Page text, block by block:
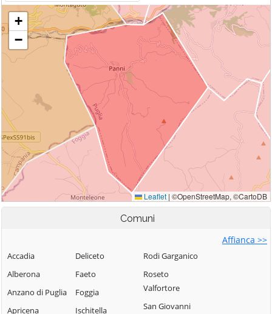
Comuni
Affianca >>
Accadia
Alberona
Anzano di Puglia
Apricena
Deliceto
Faeto
Foggia
Ischitella
Rodi Garganico
Roseto
Valfortore
San Giovanni